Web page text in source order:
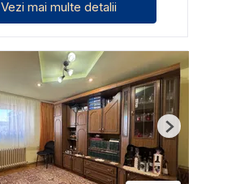
Vezi mai multe detalii
Next